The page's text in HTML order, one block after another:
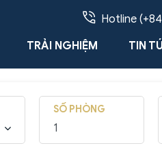
Hotline
TRẢI NGHIỆM TIN
SỐ PHÒNG